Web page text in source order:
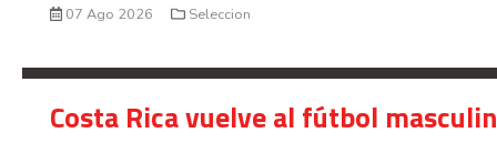
07 Ago 2026 Seleccion
Costa Rica vuelve al fútbol